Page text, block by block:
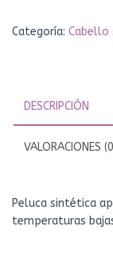
Categoría: Cabello
DESCRIPCIÓN
VALORACIONES
Peluca sintética
temperaturas